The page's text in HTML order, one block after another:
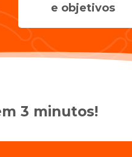
e objetivos
3 minutos!